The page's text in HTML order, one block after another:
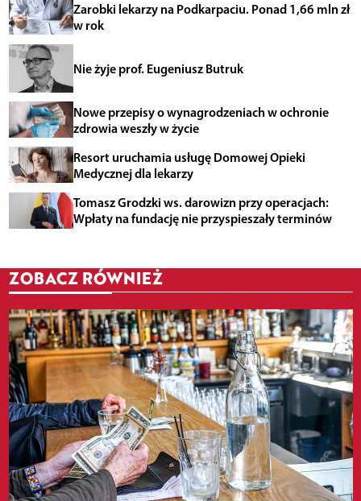
Zarobki lekarzy na Podkarpaciu. Ponad 1,66 mln zł
w rok
Nie żyje prof. Eugeniusz Butruk
Nowe przepisy o wynagrodzeniach w ochronie
zdrowia weszły w życie
Resort uruchamia usługę Domowej Opieki
Medycznej dla lekarzy
Tomasz Grodzki ws. darowizn przy operacjach:
Wpłaty na fundację nie przyspieszały terminów
ZOBACZ RÓWNIEŻ